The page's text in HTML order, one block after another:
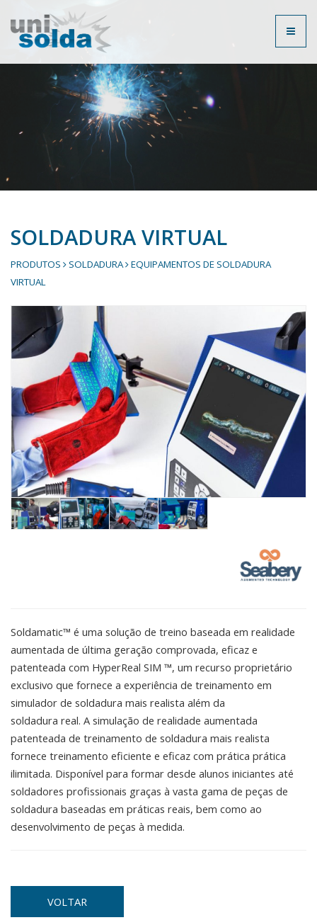
Toggle
SOLDADURA VIRTUAL
PRODUTOS SOLDADURA
EQUIPAMENTOS DE SOLDADURA
VIRTUAL
Soldamatic™ é uma solução de treino baseada em realidade
aumentada de última geração comprovada, eficaz e
patenteada com HyperReal SIM ™, um recurso proprietário
exclusivo que fornece a experiência de treinamento em
simulador de soldadura mais realista além da
soldadura real. A simulação de realidade aumentada
patenteada de treinamento de soldadura mais realista
fornece treinamento eficiente e eficaz com prática prática
ilimitada. Disponível para formar desde alunos iniciantes até
soldadores profissionais graças à vasta gama de peças de
soldadura baseadas em práticas reais, bem como ao
desenvolvimento de peças à medida.
VOLTAR